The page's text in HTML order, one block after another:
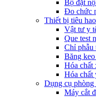
Bộ đặt
Đo chức
Thiết bị tiêu hao
Vật tư y
Que test
Chỉ phẫu
Băng
Hóa chất
Hóa chất
Dụng cụ phòng
Máy cắt